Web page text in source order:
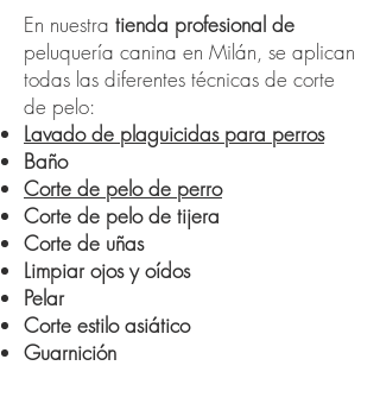
En nuestra tienda profesional de
peluquería canina en Milán, se aplican
todas las diferentes técnicas de corte
de pelo:
Lavado de plaguicidas para perros
Baño
Corte de pelo de perro
Corte de pelo de tijera
Corte de uñas
Limpiar ojos y oídos
Pelar
Corte estilo asiático
Guarnición